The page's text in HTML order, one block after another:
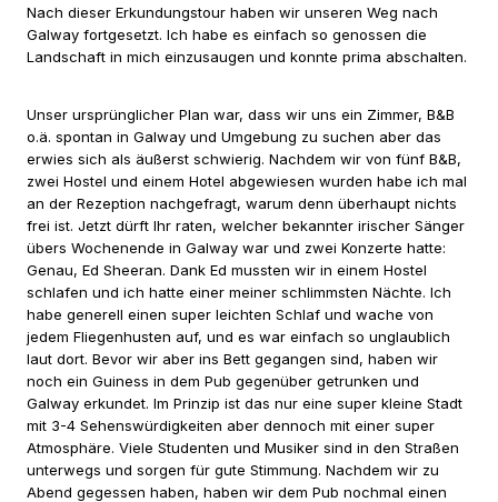
Nach dieser Erkundungstour haben wir unseren Weg nach
Galway fortgesetzt. Ich habe es einfach so genossen die
Landschaft in mich einzusaugen und konnte prima abschalten.
Unser ursprünglicher Plan war, dass wir uns ein Zimmer, B&B
o.ä. spontan in Galway und Umgebung zu suchen aber das
erwies sich als äußerst schwierig. Nachdem wir von fünf B&B,
zwei Hostel und einem Hotel abgewiesen wurden habe ich mal
an der Rezeption nachgefragt, warum denn überhaupt nichts
frei ist. Jetzt dürft Ihr raten, welcher bekannter irischer Sänger
übers Wochenende in Galway war und zwei Konzerte hatte:
Genau, Ed Sheeran. Dank Ed mussten wir in einem Hostel
schlafen und ich hatte einer meiner schlimmsten Nächte. Ich
habe generell einen super leichten Schlaf und wache von
jedem Fliegenhusten auf, und es war einfach so unglaublich
laut dort. Bevor wir aber ins Bett gegangen sind, haben wir
noch ein Guiness in dem Pub gegenüber getrunken und
Galway erkundet. Im Prinzip ist das nur eine super kleine Stadt
mit 3-4 Sehenswürdigkeiten aber dennoch mit einer super
Atmosphäre. Viele Studenten und Musiker sind in den Straßen
unterwegs und sorgen für gute Stimmung. Nachdem wir zu
Abend gegessen haben, haben wir dem Pub nochmal einen